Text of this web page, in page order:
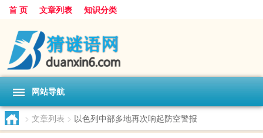
首 页 文章列表 知识分类
网站导航
> 文章列表 > 以色列中部多地再次响起防空警报